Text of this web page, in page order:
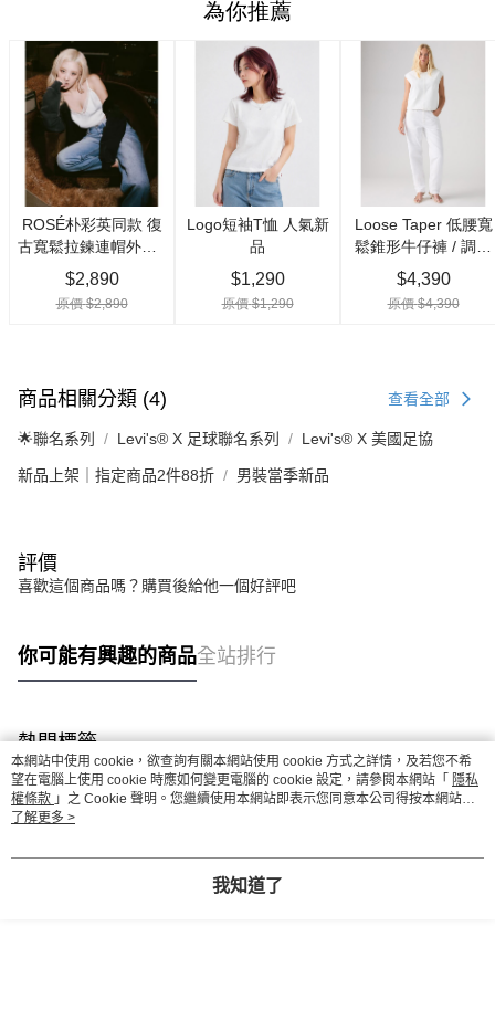
商品相關分類 (4) 查看全部
🌟聯名系列 Levi's® X 足球聯名系列 Levi's® X 美國足協
新品上架｜指定商品2件88折 男裝當季新品
評價
喜歡這個商品嗎？購買後給他一個好評吧
你可能有興趣的商品全站排行
熱門標籤
本網站中使用 cookie，欲查詢有關本網站使用 cookie 方式之詳情，及若您不希
望在電腦上使用 cookie 時應如何變更電腦的 cookie 設定，請參閱本網站「 隱私
權條款 」之 Cookie 聲明。您繼續使用本網站即表示您同意本公司得按本網站使
用條款之 Cookie 聲明使用 cookie。
了解更多 >
我知道了